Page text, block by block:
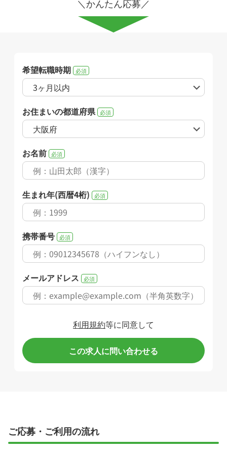
＼かんたん応募／
希望転職時期 必須
お住まいの都道府県 必須
お名前 必須
生まれ年(西暦4桁) 必須
携帯番号 必須
メールアドレス 必須
利用規約等に同意して
この求人に問い合わせる
ご応募・ご利用の流れ